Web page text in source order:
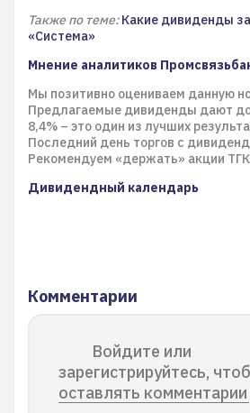
Также по теме: Какие дивиденды
«Система»
Мнение аналитиков
Мы позитивно оцениваем данную
Предлагаемые дивиденды дают
8,4% – это один из лучших
Последний день торгов с
Рекомендуем «держать» акции
Дивидендный календарь
Комментарии
Войдите или
зарегистрируйтесь,
оставлять комментарии